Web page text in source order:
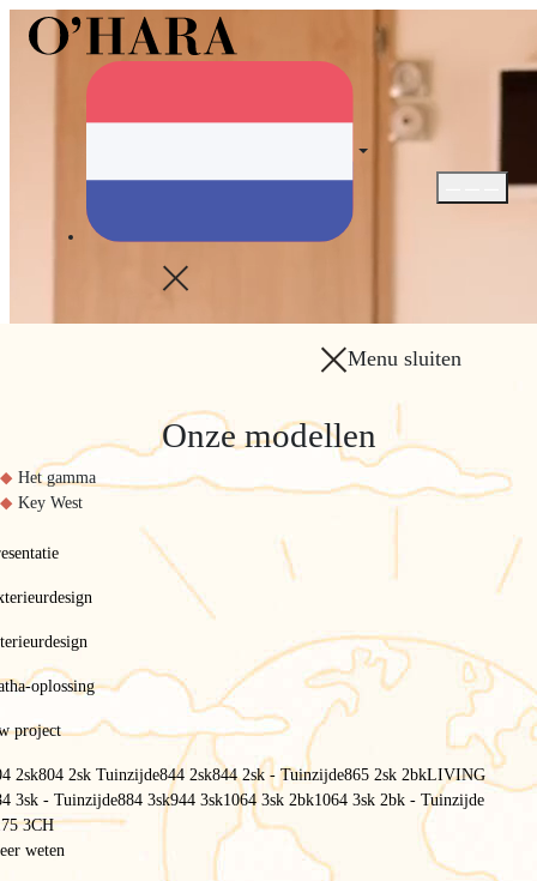
Menu
Menu sluiten
Onze modellen
Het gamma
Key West
oplossing
project
2sk804 2sk Tuinzijde844 2sk844 2sk - Tuinzijde865 2sk 2bkLIVING
3sk - Tuinzijde884 3sk944 3sk1064 3sk 2bk1064 3sk 2bk - Tuinzijde
3CH
weten